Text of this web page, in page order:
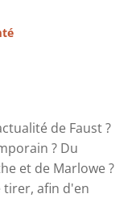
de Faust ?
? Du
et de Marlowe ?
tirer, afin d'en